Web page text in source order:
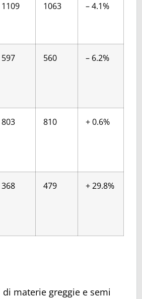
1109 1063 – 4.1%
597 560 – 6.2%
803 810 + 0.6%
368 479 + 29.8%
materie greggie e semi